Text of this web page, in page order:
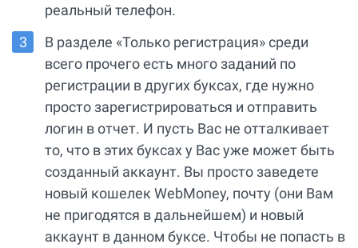
реальный телефон.
В разделе «Только регистрация» среди
всего прочего есть много заданий по
регистрации в других буксах, где нужно
просто зарегистрироваться и отправить
логин в отчет. И пусть Вас не отталкивает
то, что в этих буксах у Вас уже может быть
созданный аккаунт. Вы просто заведете
новый кошелек WebMoney, почту (они Вам
не пригодятся в дальнейшем) и новый
аккаунт в данном буксе. Чтобы не попасть в